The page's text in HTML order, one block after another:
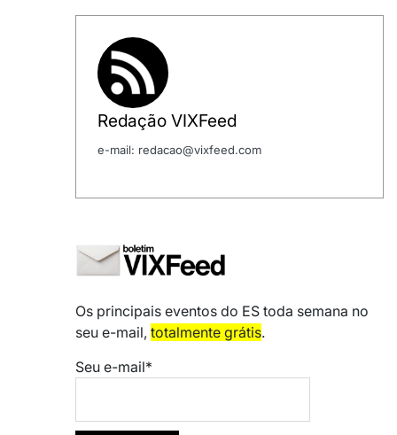
Redação VIXFeed
e-mail: redacao@vixfeed.com
Os principais eventos do ES toda semana no
seu e-mail, totalmente grátis.
Seu e-mail*